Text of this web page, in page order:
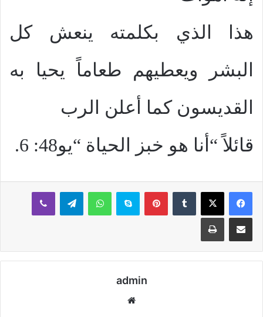
هذا الذي بكلمته ينعش كل
البشر ويعطيهم طعاماً يحيا به
القديسون كما أعلن الرب
قائلاً “أنا هو خبز الحياة “يو48: 6.
بينتيريستسكايب واتساب تيلقرام ڤايبر
مشاركة عبر البريد طباعة
admin